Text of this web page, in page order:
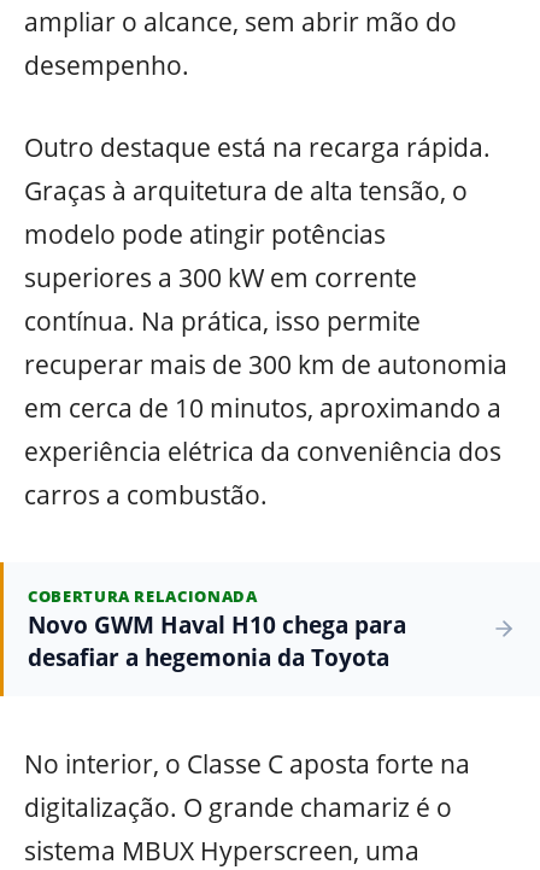
ampliar o alcance, sem abrir mão do
desempenho.
Outro destaque está na recarga rápida.
Graças à arquitetura de alta tensão, o
modelo pode atingir potências
superiores a 300 kW em corrente
contínua. Na prática, isso permite
recuperar mais de 300 km de autonomia
em cerca de 10 minutos, aproximando a
experiência elétrica da conveniência dos
carros a combustão.
COBERTURA RELACIONADA
Novo GWM Haval H10 chega para
desafiar a hegemonia da Toyota
No interior, o Classe C aposta forte na
digitalização. O grande chamariz é o
sistema MBUX Hyperscreen, uma